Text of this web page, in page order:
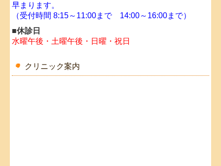
クリニック案内
早まります。
（受付時間 8:15～11:00まで 14:00～16:00まで）
■休診日
水曜午後・土曜午後・日曜・祝日